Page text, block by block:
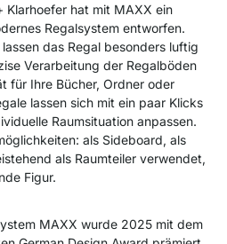
Klarhoefer hat mit MAXX ein
Regalsystem entworfen.
das Regal besonders luftig
Verarbeitung der Regalböden
für Ihre Bücher, Ordner oder
lassen sich mit ein paar Klicks
Raumsituation anpassen.
als Sideboard, als
als Raumteiler verwendet,
Figur.
MAXX wurde 2025 mit dem